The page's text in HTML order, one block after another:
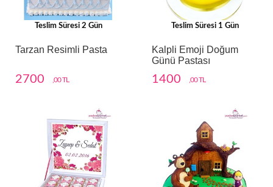
Teslim Süresi 2 Gün
Tarzan Resimli Pasta
2700 ,00 TL
Teslim Süresi 1 Gün
Kalpli Emoji Doğum
Günü Pastası
1400 ,00 TL